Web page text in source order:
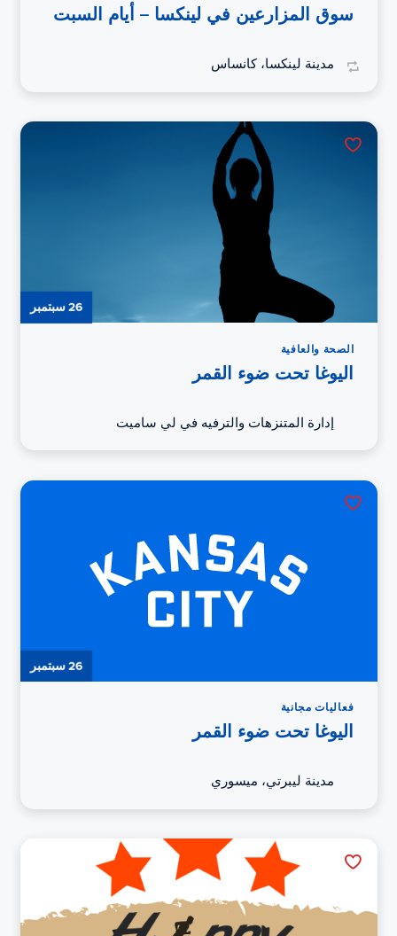
سوق المزارعين في لينكسا – أيام السبت
مدينة لينكسا، كانساس
26 سبتمبر
الصحة والعافية
اليوغا تحت ضوء القمر
إدارة المتنزهات والترفيه في لي ساميت
26 سبتمبر
فعاليات مجانية
اليوغا تحت ضوء القمر
مدينة ليبرتي، ميسوري